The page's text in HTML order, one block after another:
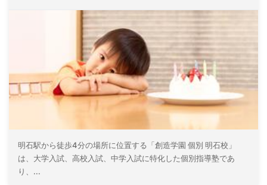
明石駅から徒歩4分の場所に位置する「創造学園 個別 明石校」
は、大学入試、高校入試、中学入試に特化した個別指導塾であ
り、...